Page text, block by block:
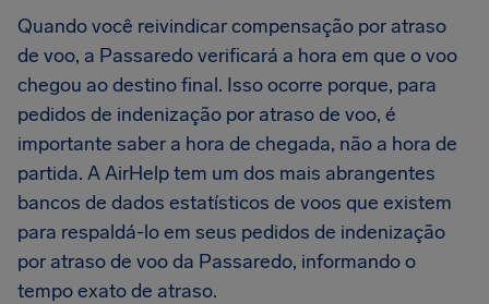
Quando você reivindicar compensação por atraso
de voo, a Passaredo verificará a hora em que o voo
chegou ao destino final. Isso ocorre porque, para
pedidos de indenização por atraso de voo, é
importante saber a hora de chegada, não a hora de
partida. A AirHelp tem um dos mais abrangentes
bancos de dados estatísticos de voos que existem
para respaldá-lo em seus pedidos de indenização
por atraso de voo da Passaredo, informando o
tempo exato de atraso.